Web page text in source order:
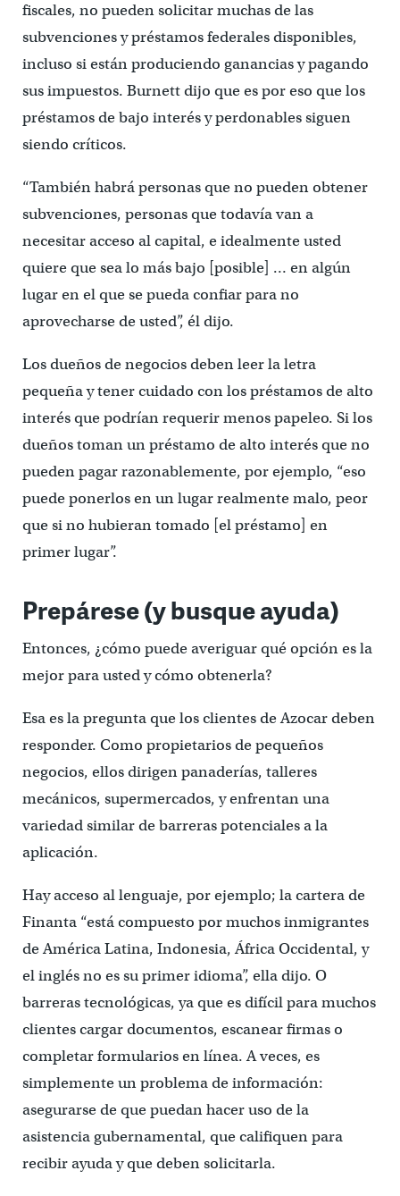
fiscales, no pueden solicitar muchas de las
subvenciones y préstamos federales disponibles,
incluso si están produciendo ganancias y pagando
sus impuestos. Burnett dijo que es por eso que los
préstamos de bajo interés y perdonables siguen
siendo críticos.
“También habrá personas que no pueden obtener
subvenciones, personas que todavía van a
necesitar acceso al capital, e idealmente usted
quiere que sea lo más bajo [posible] … en algún
lugar en el que se pueda confiar para no
aprovecharse de usted”, él dijo.
Los dueños de negocios deben leer la letra
pequeña y tener cuidado con los préstamos de alto
interés que podrían requerir menos papeleo. Si los
dueños toman un préstamo de alto interés que no
pueden pagar razonablemente, por ejemplo, “eso
puede ponerlos en un lugar realmente malo, peor
que si no hubieran tomado [el préstamo] en
primer lugar”.
Prepárese (y busque ayuda)
Entonces, ¿cómo puede averiguar qué opción es la
mejor para usted y cómo obtenerla?
Esa es la pregunta que los clientes de Azocar deben
responder. Como propietarios de pequeños
negocios, ellos dirigen panaderías, talleres
mecánicos, supermercados, y enfrentan una
variedad similar de barreras potenciales a la
aplicación.
Hay acceso al lenguaje, por ejemplo; la cartera de
Finanta “está compuesto por muchos inmigrantes
de América Latina, Indonesia, África Occidental, y
el inglés no es su primer idioma”, ella dijo. O
barreras tecnológicas, ya que es difícil para muchos
clientes cargar documentos, escanear firmas o
completar formularios en línea. A veces, es
simplemente un problema de información:
asegurarse de que puedan hacer uso de la
asistencia gubernamental, que califiquen para
recibir ayuda y que deben solicitarla.